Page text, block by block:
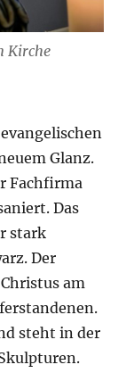
Kirche
Glanz.
Fachfirma
Das
stark
Der
am
steht in der